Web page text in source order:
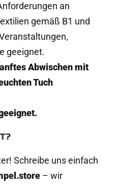
an
gemäß B1 und
geeignet.
Abwischen mit
Tuch
Schreibe uns einfach
– wir